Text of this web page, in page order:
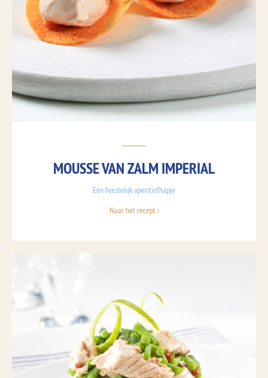
MOUSSE VAN ZALM IMPERIAL
Een feestelijk aperitiefhapje
Naar het recept ›